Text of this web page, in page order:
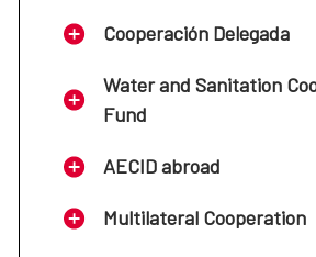
Cooperación Delegada
Water and Sanitation
Fund
AECID abroad
Multilateral Cooperation